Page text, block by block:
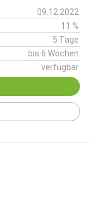
09.12.2022
11 %
5 Tage
bis 6 Wochen
verfügbar